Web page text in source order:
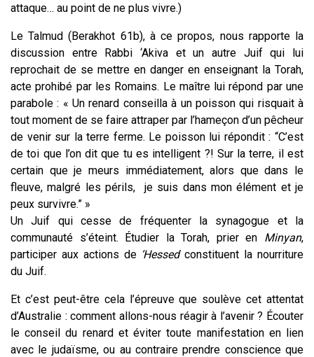
attaque… au point de ne plus vivre.)
Le Talmud (Berakhot 61b), à ce propos, nous rapporte la
discussion entre Rabbi ‘Akiva et un autre Juif qui lui
reprochait de se mettre en danger en enseignant la Torah,
acte prohibé par les Romains. Le maître lui répond par une
parabole : « Un renard conseilla à un poisson qui risquait à
tout moment de se faire attraper par l’hameçon d’un pêcheur
de venir sur la terre ferme. Le poisson lui répondit : “C’est
de toi que l’on dit que tu es intelligent ?! Sur la terre, il est
certain que je meurs immédiatement, alors que dans le
fleuve, malgré les périls, je suis dans mon élément et je
peux survivre.” »
Un Juif qui cesse de fréquenter la synagogue et la
communauté s’éteint. Étudier la Torah, prier en Minyan,
participer aux actions de‘Hessedconstituent la nourriture
du Juif.
Et c’est peut-être cela l’épreuve que soulève cet attentat
d’Australie : comment allons-nous réagir à l’avenir ? Écouter
le conseil du renard et éviter toute manifestation en lien
avec le judaïsme, ou au contraire prendre conscience que